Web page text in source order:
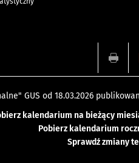
GUS od 18.03.2026
kalendarium na bieżący
Pobierz kalendarium
Sprawdź zmiany